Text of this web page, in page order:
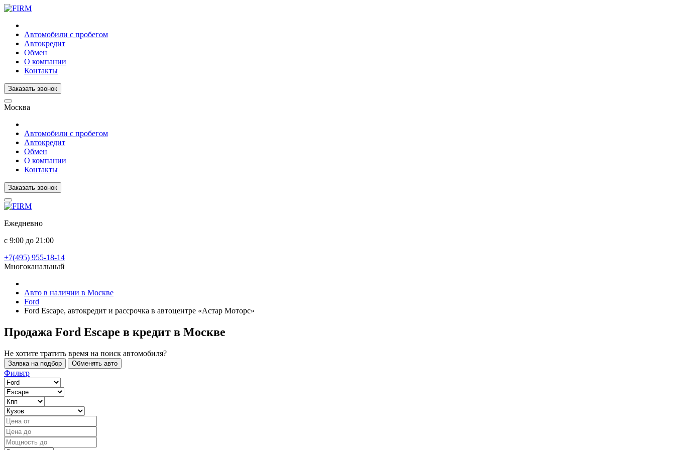
Автомобили с пробегом
Автокредит
Обмен
О компании
Контакты
Заказать звонок
Москва
Автомобили с пробегом
Автокредит
Обмен
О компании
Контакты
Заказать звонок
Ежедневно
с 9:00 до 21:00
+7(495) 955-18-14
Многоканальный
Авто в наличии в Москве
Ford
Ford Escape, автокредит и рассрочка в автоцентре «Астар Моторс»
Продажа Ford Escape в кредит в Москве
Не хотите тратить время на поиск автомобиля?
Заявка на подбор Обменять авто
Фильтр